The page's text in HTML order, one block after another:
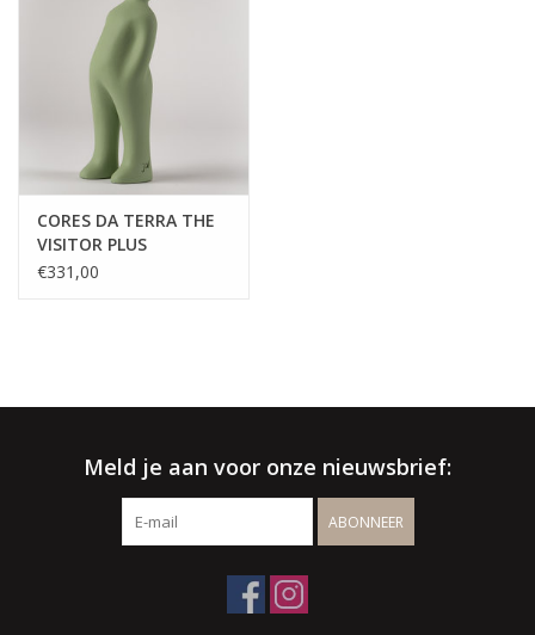
CORES DA TERRA THE
VISITOR PLUS
€331,00
Meld je aan voor onze nieuwsbrief:
ABONNEER